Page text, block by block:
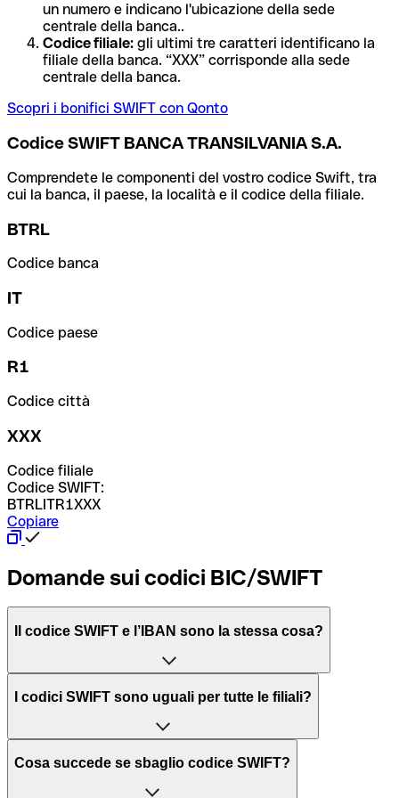
un numero e indicano l'ubicazione della sede
centrale della banca..
Codice filiale: gli ultimi tre caratteri identificano la
filiale della banca. “XXX” corrisponde alla sede
centrale della banca.
Scopri i bonifici SWIFT con Qonto
Codice SWIFT BANCA TRANSILVANIA S.A.
Comprendete le componenti del vostro codice Swift, tra
cui la banca, il paese, la località e il codice della filiale.
BTRL
Codice banca
IT
Codice paese
R1
Codice città
XXX
Codice filiale
Codice SWIFT:
BTRLITR1XXX
Copiare
Domande sui codici BIC/SWIFT
Il codice SWIFT e l’IBAN sono la stessa cosa?
L'acronimo SWIFT sta per “Society for Worldwide
per l’elaborazione dei pagamenti tra diversi Paesi.
Il BIC, invece, sta per “Bank Identifier Code” ed è una
I codici SWIFT sono uguali per tutte le filiali?
Dipende dalle banche. In alcuni casi le banche utilizzano
Cosa succede se sbaglio codice SWIFT?